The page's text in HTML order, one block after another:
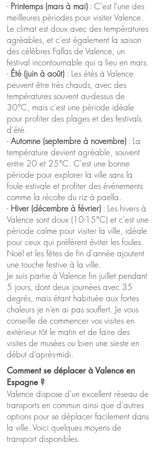
- Printemps (mars à mai) : C'est l'une des
meilleures périodes pour visiter Valence.
Le climat est doux avec des températures
agréables, et c'est également la saison
des célèbres Fallas de Valence, un
festival incontournable qui a lieu en mars.
- Été (juin à août) : Les étés à Valence
peuvent être très chauds, avec des
températures souvent au-dessus de
30°C, mais c'est une période idéale
pour profiter des plages et des festivals
d'été.
-Automne (septembre à novembre) : La
température devient agréable, souvent
entre 20 et 25°C. C'est une bonne
période pour explorer la ville sans la
foule estivale et profiter des événements
comme la récolte du riz à paella.
- Hiver (décembre à février) : Les hivers à
Valence sont doux (10-15°C) et c'est une
période calme pour visiter la ville, idéale
pour ceux qui préfèrent éviter les foules.
Noël et les fêtes de fin d'année ajoutent
une touche festive à la ville.
Je suis partie à Valence fin juillet pendant
5 jours, dont deux journées avec 35
degrés, mais étant habituée aux fortes
chaleurs je n’en ai pas souffert. Je vous
conseille de commencer vos visites en
extérieur tôt le matin et de faire des
visites de musées ou bien une sieste en
début d’après-midi.
Comment se déplacer à Valence en
Espagne ?
Valence dispose d'un excellent réseau de
transports en commun ainsi que d'autres
options pour se déplacer facilement dans
la ville. Voici quelques moyens de
transport disponibles.